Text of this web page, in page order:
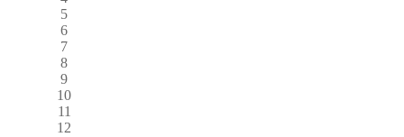
5
6
7
8
9
10
11
12